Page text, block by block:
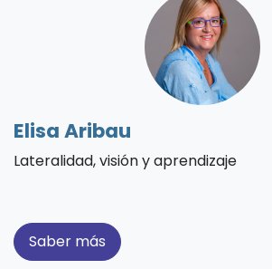
Elisa Aribau
Lateralidad, visión y aprendizaje
Saber más